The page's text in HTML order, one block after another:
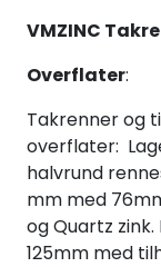
VMZINC
Overflater:
Takrenner og
overflater:
halvrund
mm med
og Quartz
125mm med
Bildegalleri
Våre
Handle her!